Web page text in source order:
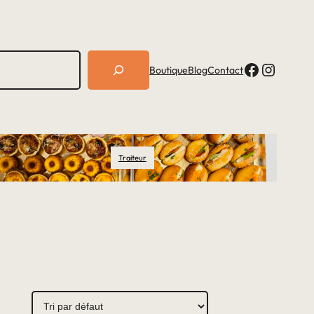
BoutiqueBlogContactFacebook Instagram
Traiteur